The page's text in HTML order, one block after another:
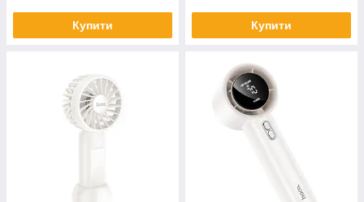
Купити Купити